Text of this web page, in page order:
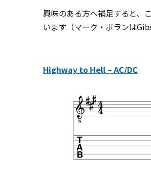
興味のある方へ補足すると、
います（マーク・ボランは
Highway to Hell – AC/DC